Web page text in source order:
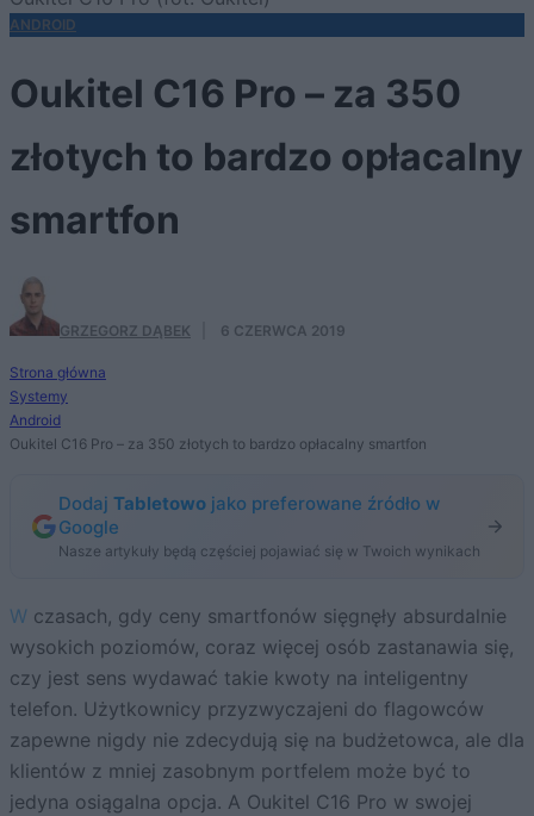
ANDROID
Oukitel C16 Pro – za 350
złotych to bardzo opłacalny
smartfon
GRZEGORZ DĄBEK 6 CZERWCA 2019
Strona główna
Systemy
Android
Oukitel C16 Pro – za 350 złotych to bardzo opłacalny smartfon
Dodaj Tabletowo jako preferowane źródło w
Google
Nasze artykuły będą częściej pojawiać się w Twoich wynikach
W czasach, gdy ceny smartfonów sięgnęły absurdalnie
wysokich poziomów, coraz więcej osób zastanawia się,
czy jest sens wydawać takie kwoty na inteligentny
telefon. Użytkownicy przyzwyczajeni do flagowców
zapewne nigdy nie zdecydują się na budżetowca, ale dla
klientów z mniej zasobnym portfelem może być to
jedyna osiągalna opcja. A Oukitel C16 Pro w swojej